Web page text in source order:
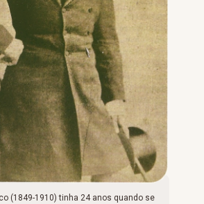
(1849-1910) tinha 24 anos quando se